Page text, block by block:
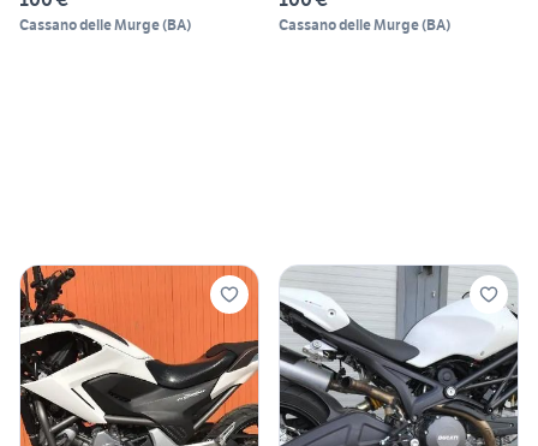
Cassano delle Murge(BA) Cassano delle Murge(BA)